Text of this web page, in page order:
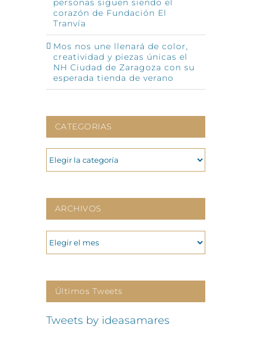
personas siguen siendo el
corazón de Fundación El
Tranvía
Mos nos une llenará de color,
creatividad y piezas únicas el
NH Ciudad de Zaragoza con su
esperada tienda de verano
CATEGORIAS
CATEGORIAS
ARCHIVOS
ARCHIVOS
Últimos Tweets
Tweets by ideasamares